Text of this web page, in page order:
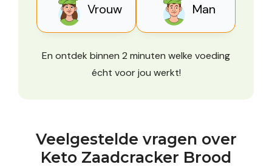
Vrouw Man
En ontdek binnen 2 minuten welke voeding
écht voor jou werkt!
Veelgestelde vragen over
Keto Zaadcracker Brood